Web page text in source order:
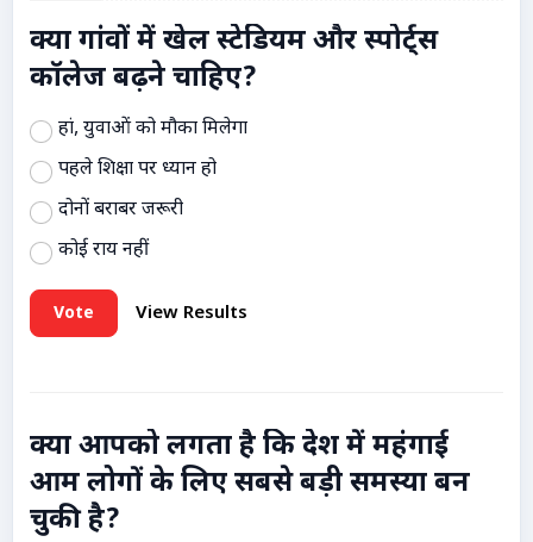
क्या गांवों में खेल स्टेडियम और स्पोर्ट्स
कॉलेज बढ़ने चाहिए?
हां, युवाओं को मौका मिलेगा
पहले शिक्षा पर ध्यान हो
दोनों बराबर जरूरी
कोई राय नहीं
Vote View Results
क्या आपको लगता है कि देश में महंगाई
आम लोगों के लिए सबसे बड़ी समस्या बन
चुकी है?